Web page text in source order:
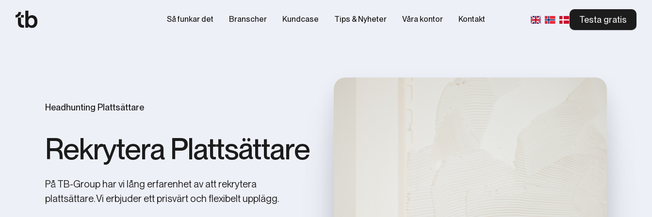
Så funkar det Branscher Kundcase Tips & Nyheter Våra kontor Kontakt Testa gratis
Headhunting Plattsättare
Rekrytera Plattsättare
På TB-Group har vi lång erfarenhet av att rekrytera
plattsättare. Vi erbjuder ett prisvärt och flexibelt upplägg.